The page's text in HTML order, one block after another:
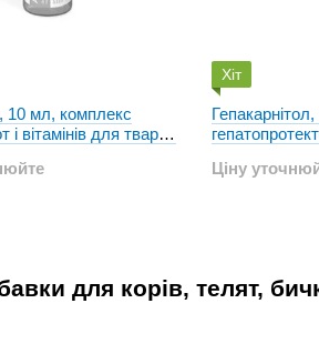
для корів, телят,
10 мл, комплекс
і вітамінів для тварин
Хіт
Ціну